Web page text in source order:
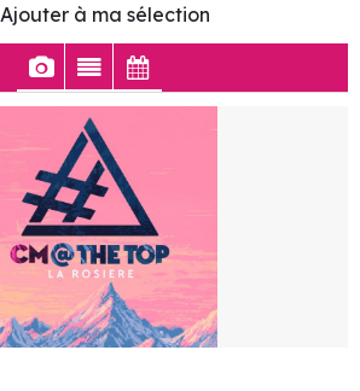
Ajouter à ma sélection